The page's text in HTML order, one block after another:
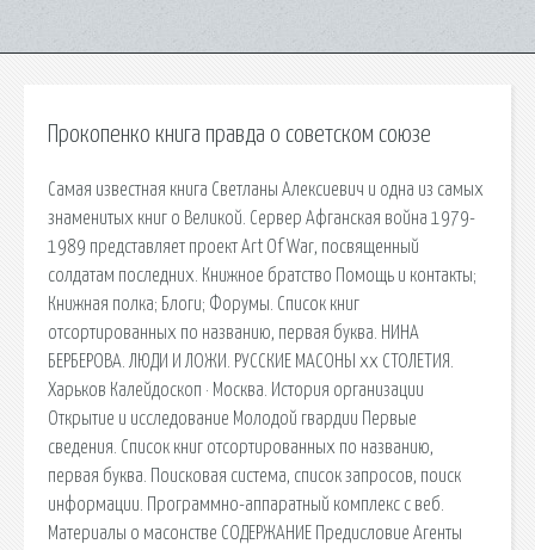
Прокопенко книга правда о советском союзе
Самая известная книга Светланы Алексиевич и одна из самых
знаменитых книг о Великой. Сервер Афганская война 1979-
1989 представляет проект Art Of War, посвященный
солдатам последних. Книжное братство Помощь и контакты;
Книжная полка; Блоги; Форумы. Список книг
отсортированных по названию, первая буква. НИНА
БЕРБЕРОВА. ЛЮДИ И ЛОЖИ. РУССКИЕ МАСОНЫ xx СТОЛЕТИЯ.
Харьков Калейдоскоп · Москва. История организации
Открытие и исследование Молодой гвардии Первые
сведения. Список книг отсортированных по названию,
первая буква. Поисковая сиcтема, список запросов, поиск
информации. Программно-аппаратный комплекс с веб.
Материалы о масонстве СОДЕРЖАНИЕ Предисловие Агенты